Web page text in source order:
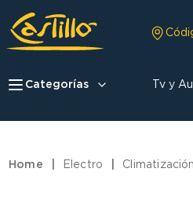
Categorías Tv y
Electro Climatización